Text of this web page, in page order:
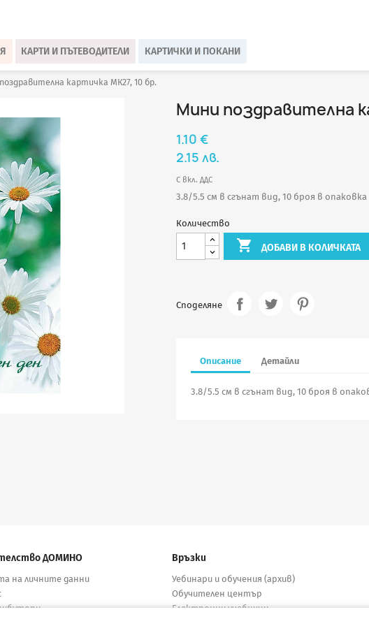
КАРТИ И ПЪТЕВОДИТЕЛИ КАРТИЧКИ И ПОКАНИ
картичка МК27, 10 бр.
Мини поздравителна
1.10 €
2.15 лв.
С вкл. ДДС
3.8/5.5 см в сгънат вид, 10 броя в опаковка
Количество
 ДОБАВИ В КОЛИЧКАТА
Споделяне
Описание Детайли
3.8/5.5 см в сгънат вид, 10 броя в
ДОМИНО
на личните данни
Връзки
Уебинари и обучения (архив)
Обучителен център
Електронни учебници